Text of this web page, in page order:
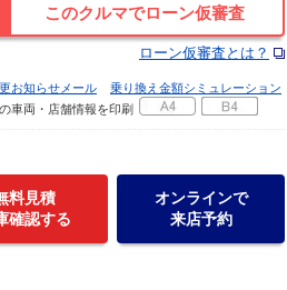
このクルマでローン仮審査
ローン仮審査とは？
お知らせメール
乗り換え金額シミュレーション
車両・店舗情報を印刷
料見積
確認する
オンラインで
来店予約